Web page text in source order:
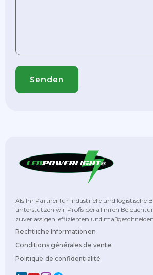
Als Ihr Partner für industrielle und logistische
unterstützen wir Profis bei all ihren
zuverlässigen, effizienten und
Rechtliche Informationen
Conditions générales de vente
Politique de confidentialité